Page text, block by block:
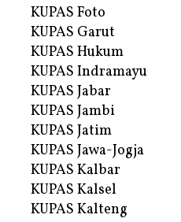
KUPAS Foto
KUPAS Garut
KUPAS Hukum
KUPAS Indramayu
KUPAS Jabar
KUPAS Jambi
KUPAS Jatim
KUPAS Jawa-Jogja
KUPAS Kalbar
KUPAS Kalsel
KUPAS Kalteng